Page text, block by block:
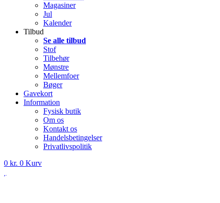
Magasiner
Jul
Kalender
Tilbud
Se alle tilbud
Stof
Tilbehør
Mønstre
Mellemfoer
Bøger
Gavekort
Information
Fysisk butik
Om os
Kontakt os
Handelsbetingelser
Privatlivspolitik
0 kr. 0 Kurv